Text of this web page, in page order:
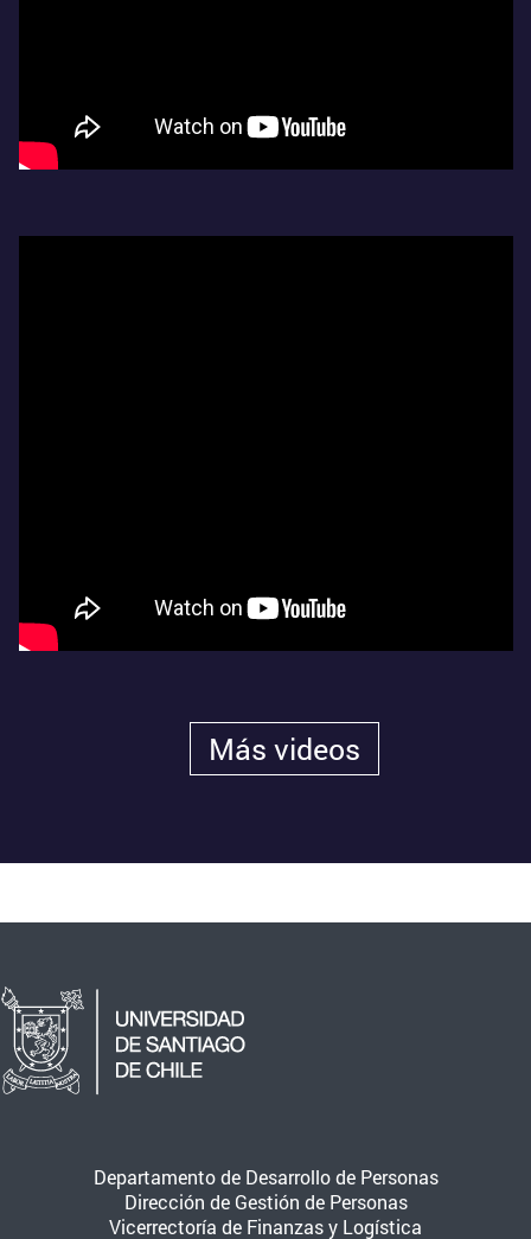
Más videos
Departamento de Desarrollo de Personas
Dirección de Gestión de Personas
Vicerrectoría de Finanzas y Logística